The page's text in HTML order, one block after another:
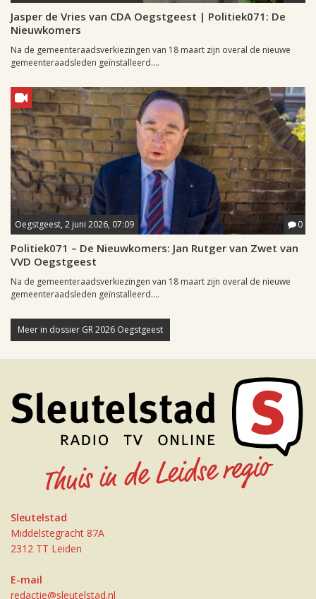
Jasper de Vries van CDA Oegstgeest | Politiek071: De
Nieuwkomers
Na de gemeenteraadsverkiezingen van 18 maart zijn overal de nieuwe
gemeenteraadsleden geïnstalleerd....
Oegstgeest, 2 juni 2026, 07:09 0
Politiek071 – De Nieuwkomers: Jan Rutger van Zwet van
VVD Oegstgeest
Na de gemeenteraadsverkiezingen van 18 maart zijn overal de nieuwe
gemeenteraadsleden geïnstalleerd....
Meer in dossier GR 2026 Oegstgeest
Sleutelstad
Middelstegracht 87A
2312 TT Leiden
E-mail
redactie@sleutelstad.nl